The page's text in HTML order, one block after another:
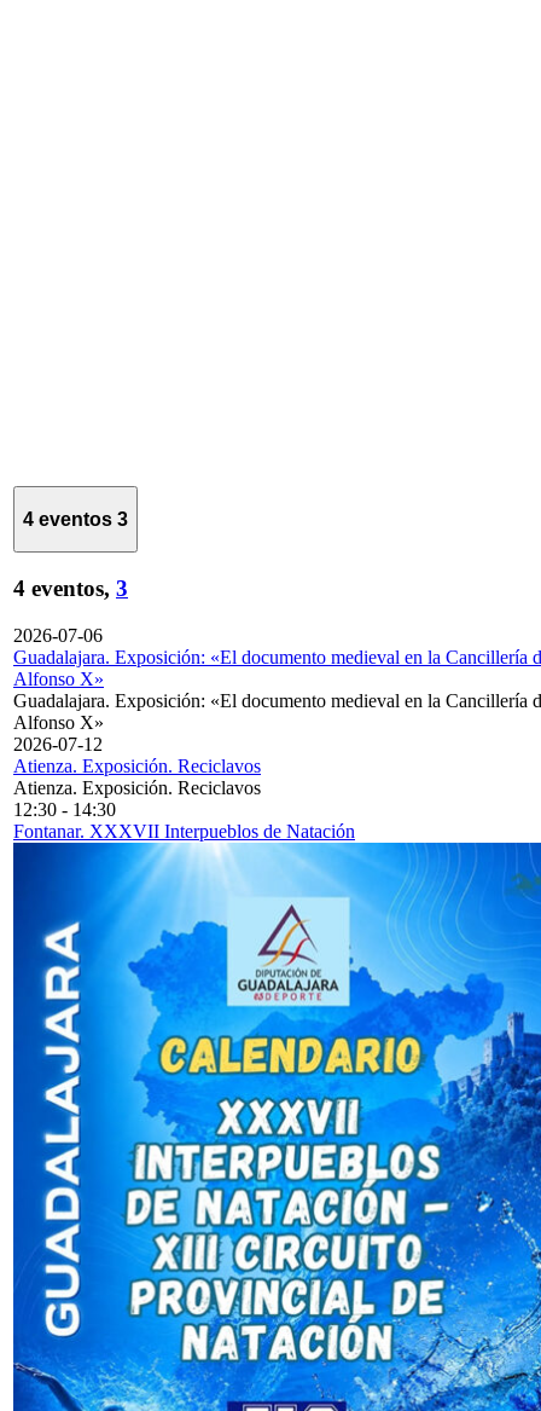
4 eventos 3
4 eventos, 3
2026-07-06
Guadalajara. Exposición: «El documento medieval en la Cancillería
Alfonso X»
Guadalajara. Exposición: «El documento medieval en la Cancillería
Alfonso X»
2026-07-12
Atienza. Exposición. Reciclavos
Atienza. Exposición. Reciclavos
12:30 - 14:30
Fontanar. XXXVII Interpueblos de Natación